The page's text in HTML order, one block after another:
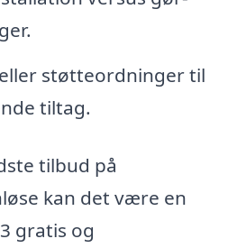
støtteordninger til
tiltag.
tilbud på
kan det være en
gratis og